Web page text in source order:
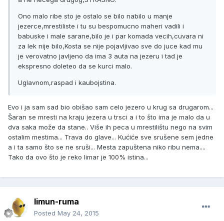
Ono malo ribe sto je ostalo se bilo nabilo u manje
jezerce,mrestiliste i tu su bespomucno maheri vadili i
babuske i male sarane,bilo je i par komada vecih,cuvara ni
za lek nije bilo,Kosta se nije pojavljivao sve do juce kad mu
je verovatno javljeno da ima 3 auta na jezeru i tad je
ekspresno doleteo da se kurci malo.
Uglavnom,raspad i kaubojstina.
Evo i ja sam sad bio obišao sam celo jezero u krug sa drugarom...
Šaran se mresti na kraju jezera u trsci a i to što ima je malo da u
dva saka može da stane.. Više ih peca u mrestilištu nego na svim
ostalim mestima... Trava do glave... Kućiće sve srušene sem jedne
a i ta samo što se ne sruši... Mesta zapuštena niko ribu nema....
Tako da ovo što je reko limar je 100% istina...
limun-ruma
Posted May 24, 2015